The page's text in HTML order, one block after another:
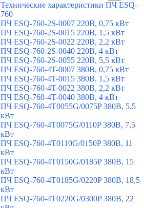
Технические характеристики ПЧ ESQ-
760
ПЧ ESQ-760-2S-0007 220В, 0,75 кВт
ПЧ ESQ-760-2S-0015 220В, 1,5 кВт
ПЧ ESQ-760-2S-0022 220В, 2,2 кВт
ПЧ ESQ-760-2S-0040 220В, 4 кВт
ПЧ ESQ-760-2S-0055 220В, 5,5 кВт
ПЧ ESQ-760-4T-0007 380В, 0,75 кВт
ПЧ ESQ-760-4T-0015 380В, 1,5 кВт
ПЧ ESQ-760-4T-0022 380В, 2,2 кВт
ПЧ ESQ-760-4T-0040 380В, 4 кВт
ПЧ ESQ-760-4T0055G/0075P 380В, 5,5
кВт
ПЧ ESQ-760-4T0075G/0110P 380В, 7,5
кВт
ПЧ ESQ-760-4T0110G/0150P 380В, 11
кВт
ПЧ ESQ-760-4T0150G/0185P 380В, 15
кВт
ПЧ ESQ-760-4T0185G/0220P 380В, 18,5
кВт
ПЧ ESQ-760-4T0220G/0300P 380В, 22